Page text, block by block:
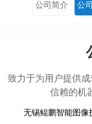
公司简介 公
致力于为用户提供
信赖的机
无锡鲲鹏智能图像